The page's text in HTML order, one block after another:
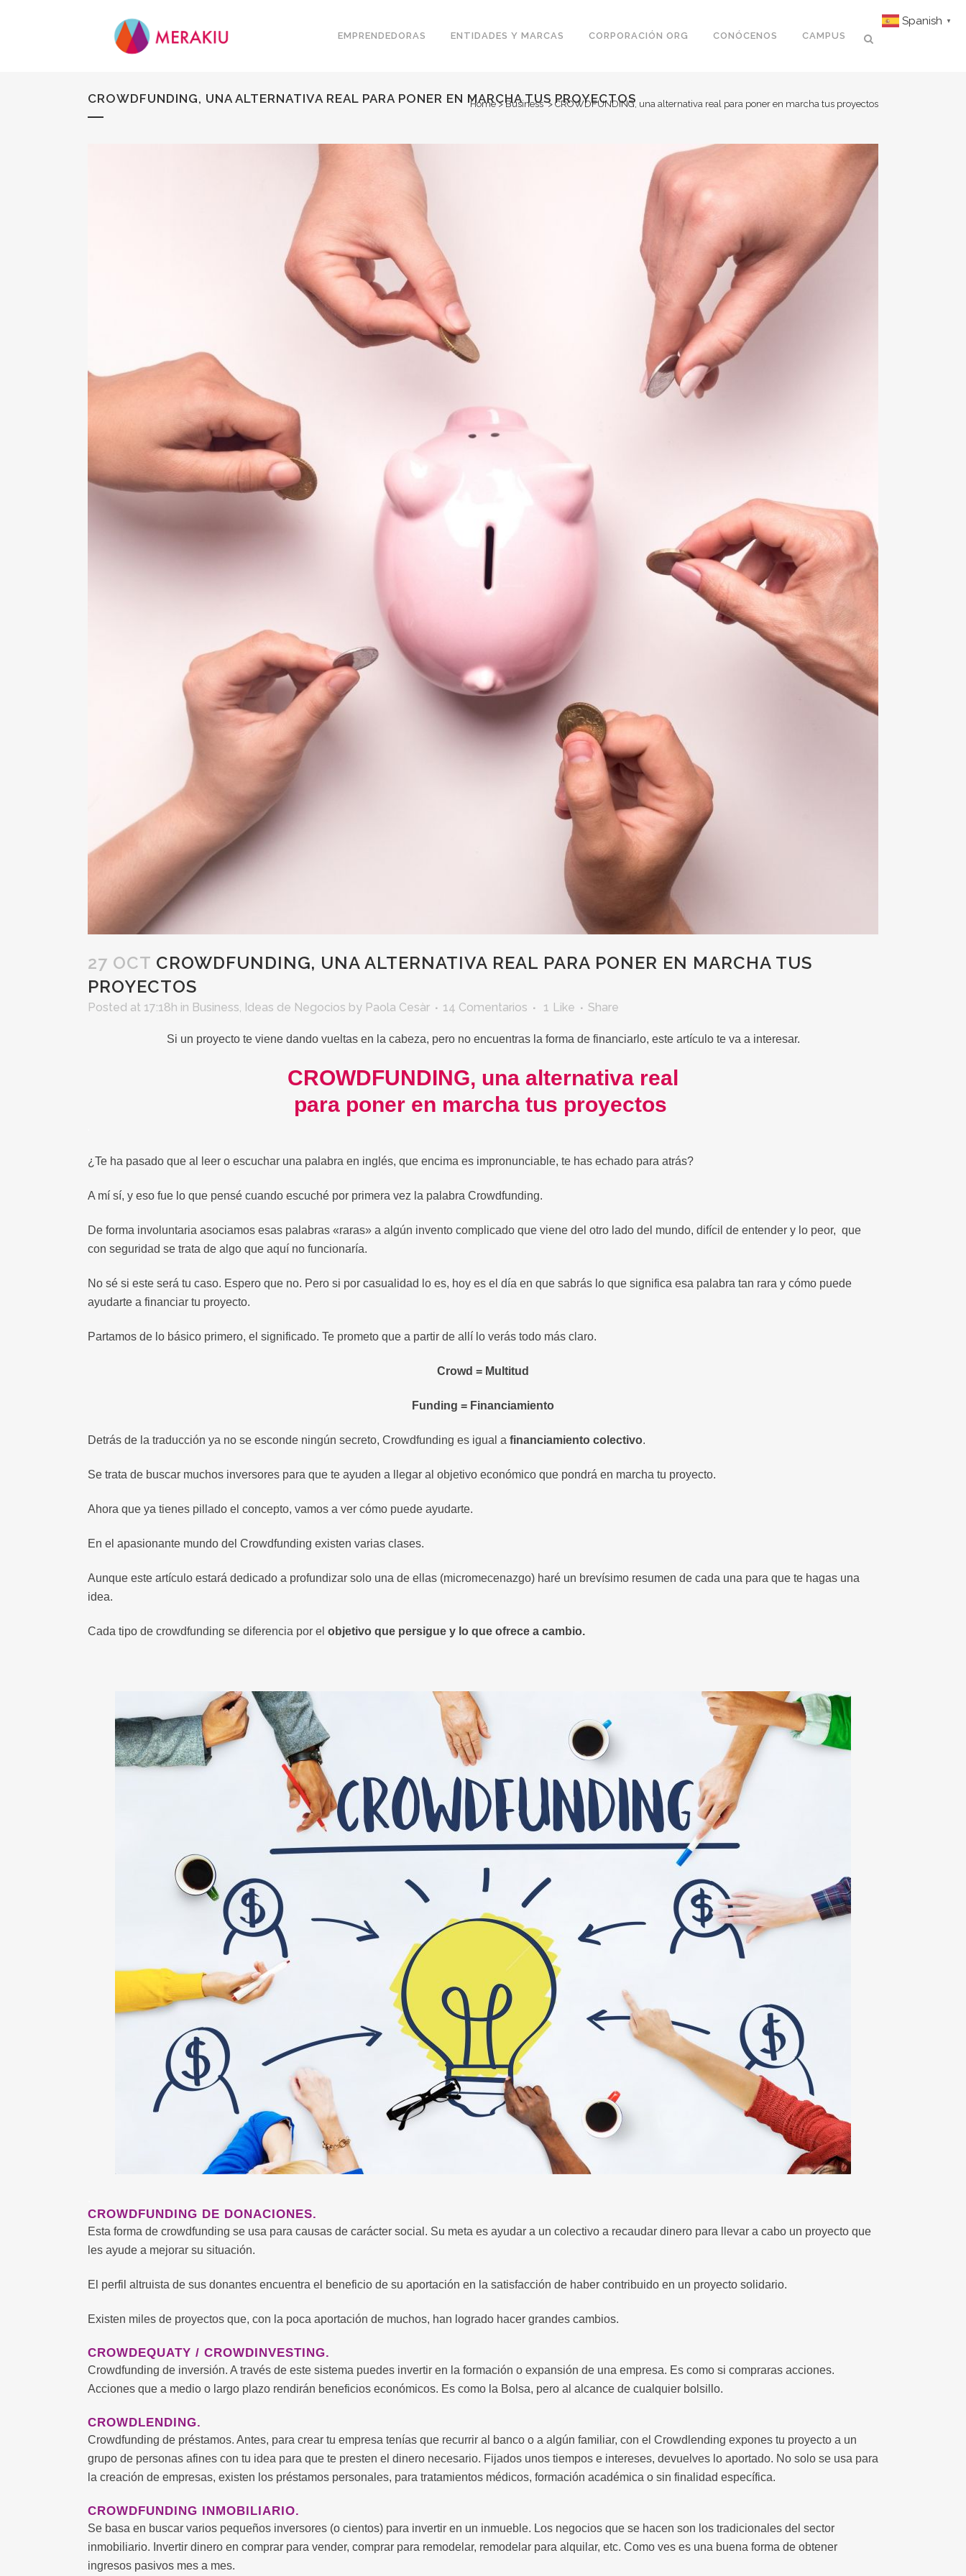
EMPRENDEDORAS ENTIDADES Y MARCAS CORPORACIÓN ORG CONÓCENOS CAMPUS
CROWDFUNDING, UNA ALTERNATIVA REAL PARA PONER EN MARCHA TUS PROYECTOS
Home>Business > CROWDFUNDING, una alternativa real para poner en marcha tus proyectos
27 OCT CROWDFUNDING, UNA ALTERNATIVA REAL PARA PONER EN MARCHA TUS
PROYECTOS
Posted at 17:18h in Business, Ideas de Negocios by Paola Cesàr 14 Comentarios 1 Like Share
Si un proyecto te viene dando vueltas en la cabeza, pero no encuentras la forma de financiarlo, este artículo te va a interesar.
CROWDFUNDING, una alternativa real
para poner en marcha tus proyectos
¿Te ha pasado que al leer o escuchar una palabra en inglés, que encima es impronunciable, te has echado para atrás?
A mí sí, y eso fue lo que pensé cuando escuché por primera vez la palabra Crowdfunding.
De forma involuntaria asociamos esas palabras «raras» a algún invento complicado que viene del otro lado del mundo, difícil de entender y lo peor, que
con seguridad se trata de algo que aquí no funcionaría.
No sé si este será tu caso. Espero que no. Pero si por casualidad lo es, hoy es el día en que sabrás lo que significa esa palabra tan rara y cómo puede
ayudarte a financiar tu proyecto.
Partamos de lo básico primero, el significado. Te prometo que a partir de allí lo verás todo más claro.
Crowd = Multitud
Funding = Financiamiento
Detrás de la traducción ya no se esconde ningún secreto, Crowdfunding es igual a financiamiento colectivo.
Se trata de buscar muchos inversores para que te ayuden a llegar al objetivo económico que pondrá en marcha tu proyecto.
Ahora que ya tienes pillado el concepto, vamos a ver cómo puede ayudarte.
En el apasionante mundo del Crowdfunding existen varias clases.
Aunque este artículo estará dedicado a profundizar solo una de ellas (micromecenazgo) haré un brevísimo resumen de cada una para que te hagas una
idea.
Cada tipo de crowdfunding se diferencia por el objetivo que persigue y lo que ofrece a cambio.
CROWDFUNDING DE DONACIONES.
Esta forma de crowdfunding se usa para causas de carácter social. Su meta es ayudar a un colectivo a recaudar dinero para llevar a cabo un proyecto que
les ayude a mejorar su situación.
El perfil altruista de sus donantes encuentra el beneficio de su aportación en la satisfacción de haber contribuido en un proyecto solidario.
Existen miles de proyectos que, con la poca aportación de muchos, han logrado hacer grandes cambios.
CROWDEQUATY / CROWDINVESTING.
Crowdfunding de inversión. A través de este sistema puedes invertir en la formación o expansión de una empresa. Es como si compraras acciones.
Acciones que a medio o largo plazo rendirán beneficios económicos. Es como la Bolsa, pero al alcance de cualquier bolsillo.
CROWDLENDING.
Crowdfunding de préstamos. Antes, para crear tu empresa tenías que recurrir al banco o a algún familiar, con el Crowdlending expones tu proyecto a un
grupo de personas afines con tu idea para que te presten el dinero necesario. Fijados unos tiempos e intereses, devuelves lo aportado. No solo se usa para
la creación de empresas, existen los préstamos personales, para tratamientos médicos, formación académica o sin finalidad específica.
CROWDFUNDING INMOBILIARIO.
Se basa en buscar varios pequeños inversores (o cientos) para invertir en un inmueble. Los negocios que se hacen son los tradicionales del sector
inmobiliario. Invertir dinero en comprar para vender, comprar para remodelar, remodelar para alquilar, etc. Como ves es una buena forma de obtener
ingresos pasivos mes a mes.
Spanish ▼